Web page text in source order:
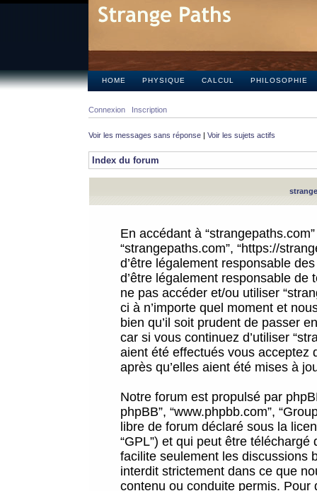
HOME PHYSIQUE CALCUL PHILOSOPHIE
Connexion Inscription
Voir les messages sans réponse | Voir les sujets actifs
Index du forum
En accédant à
“strangepaths.com”, “https://
d’être légalement responsable
d’être légalement responsable
ne pas accéder et/ou utiliser
ci à n’importe quel moment et
bien qu’il soit prudent de passer
car si vous continuez d’utiliser
aient été effectués vous acceptez
après qu’elles aient été mises à
Notre forum est propulsé par
phpBB”, “www.phpbb.com”,
libre de forum déclaré sous la
“GPL”) et qui peut être téléchargé
facilite seulement les discussions
interdit strictement dans ce que
contenu ou conduite permis.